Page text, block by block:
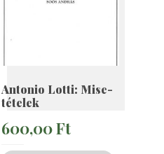
Antonio Lotti: Mise-
tételek
600,00Ft